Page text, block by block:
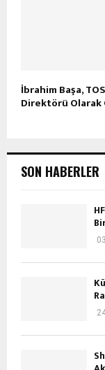
İbrahim Başa,
Direktörü Olarak
SON HABERLER